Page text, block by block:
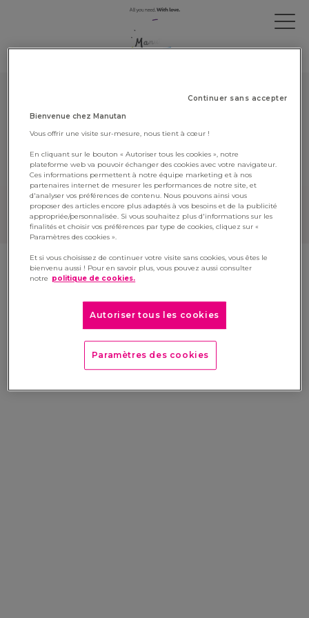
OUR VACANCIES
Cette offre d'emploi n'est plus active,
pour consulter les offres actuelles,
cliquez ici.
This vacancy is not available anymore,
to see all our current vacancies,click
here.
Mentions légales • Cookies et données personnelles
Continuer sans accepter
Bienvenue chez Manutan
Vous offrir une visite sur-mesure, nous tient à cœur !
En cliquant sur le bouton « Autoriser tous les cookies », notre
plateforme web va pouvoir échanger des cookies avec votre navigateur.
Ces informations permettent à notre équipe marketing et à nos
partenaires internet de mesurer les performances de notre site, et
d'analyser vos préférences de contenu. Nous pouvons ainsi vous
proposer des articles encore plus adaptés à vos besoins et de la publicité
appropriée/personnalisée. Si vous souhaitez plus d'informations sur les
finalités et choisir vos préférences par type de cookies, cliquez sur «
Paramètres des cookies ».
Et si vous choisissez de continuer votre visite sans cookies, vous êtes le
bienvenu aussi ! Pour en savoir plus, vous pouvez aussi consulter
notre politique de cookies.
Autoriser tous les cookies
Paramètres des cookies